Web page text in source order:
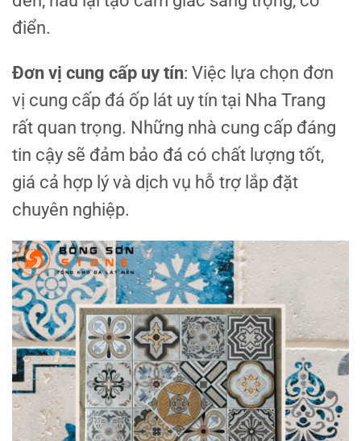
điển.
Đơn vị cung cấp uy tín: Việc lựa chọn đơn
vị cung cấp đá ốp lát uy tín tại Nha Trang
rất quan trọng. Những nhà cung cấp đáng
tin cậy sẽ đảm bảo đá có chất lượng tốt,
giá cả hợp lý và dịch vụ hỗ trợ lắp đặt
chuyên nghiệp.